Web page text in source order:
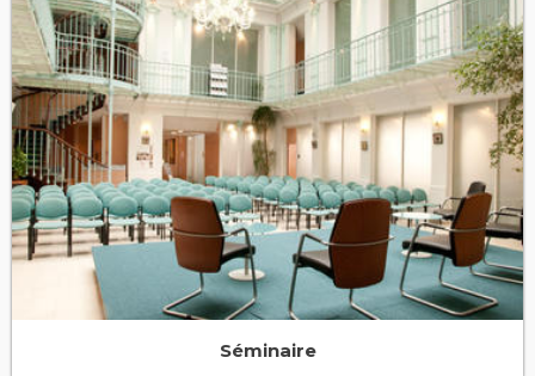
Séminaire